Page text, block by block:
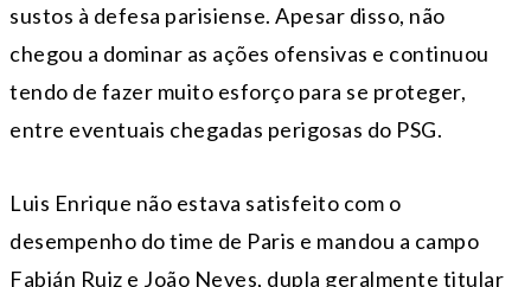
sustos à defesa parisiense. Apesar disso, não
chegou a dominar as ações ofensivas e continuou
tendo de fazer muito esforço para se proteger,
entre eventuais chegadas perigosas do PSG.
Luis Enrique não estava satisfeito com o
desempenho do time de Paris e mandou a campo
Fabián Ruiz e João Neves, dupla geralmente titular